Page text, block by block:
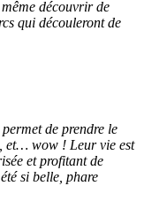
découvrir de
qui découleront de
de prendre le
et… wow ! Leur vie est
et profitant de
si belle, phare